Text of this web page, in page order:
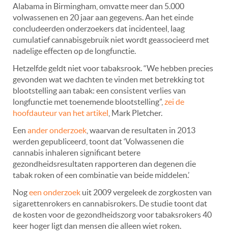
Alabama in Birmingham, omvatte meer dan 5.000
volwassenen en 20 jaar aan gegevens. Aan het einde
concludeerden onderzoekers dat incidenteel, laag
cumulatief cannabisgebruik niet wordt geassocieerd met
nadelige effecten op de longfunctie.
Hetzelfde geldt niet voor tabaksrook. “We hebben precies
gevonden wat we dachten te vinden met betrekking tot
blootstelling aan tabak: een consistent verlies van
longfunctie met toenemende blootstelling”, zei de
hoofdauteur van het artikel , Mark Pletcher.
Een ander onderzoek , waarvan de resultaten in 2013
werden gepubliceerd, toont dat ‘Volwassenen die
cannabis inhaleren significant betere
gezondheidsresultaten rapporteren dan degenen die
tabak roken of een combinatie van beide middelen.’
Nogeen onderzoek uit 2009 vergeleek de zorgkosten van
sigarettenrokers en cannabisrokers. De studie toont dat
de kosten voor de gezondheidszorg voor tabaksrokers 40
keer hoger ligt dan mensen die alleen wiet roken.